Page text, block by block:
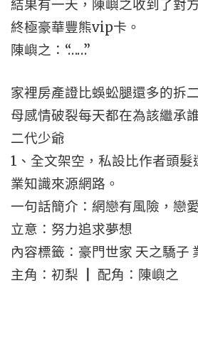
結果有一天，陳嶼之收到了對
終極豪華豐熊vip卡。
陳嶼之：“……”
家裡房產證比蜈蚣腿還多的拆
母感情破裂每天都在為該繼承
二代少爺
1、全文架空，私設比作者頭
業知識來源網路。
一句話簡介：網戀有風險，戀
立意：努力追求夢想
內容標籤：豪門世家 天之驕子
主角：初梨 ┃ 配角：陳嶼之